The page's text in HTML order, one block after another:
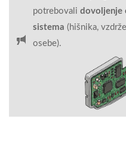
potrebovali dovoljenje
sistema (hišnika,
osebe).